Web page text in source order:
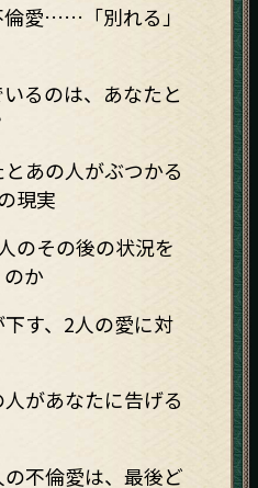
愛……「別れる」
るのは、あなたと
あの人がぶつかる
現実
のその後の状況を
か
す、2人の愛に対
があなたに告げる
不倫愛は、最後ど